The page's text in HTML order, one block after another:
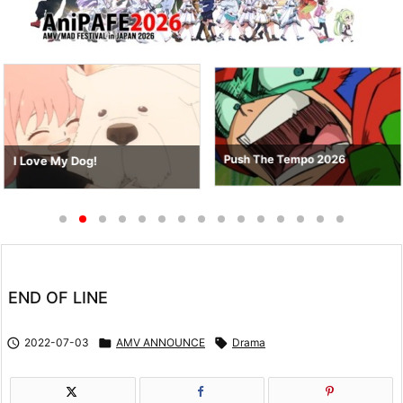
I Love My Dog! Push The Tempo 2026
END OF LINE
 2022-07-03  AMV ANNOUNCE  Drama